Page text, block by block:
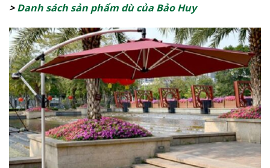
>Danh sách sản phẩm dù của Bảo Huy